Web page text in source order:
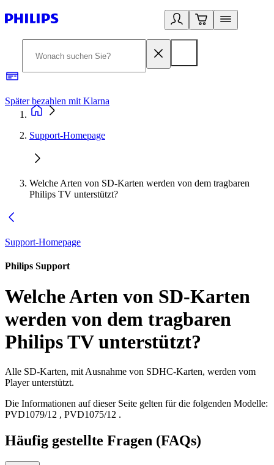
Später bezahlen mit Klarna
Support-Homepage
Welche Arten von SD-Karten werden von dem tragbaren
Philips TV unterstützt?
Support-Homepage
Philips Support
Welche Arten von SD-Karten
werden von dem tragbaren
Philips TV unterstützt?
Alle SD-Karten, mit Ausnahme von SDHC-Karten, werden vom
Player unterstützt.
Die Informationen auf dieser Seite gelten für die folgenden Modelle:
PVD1079/12 , PVD1075/12 .
Häufig gestellte Fragen (FAQs)